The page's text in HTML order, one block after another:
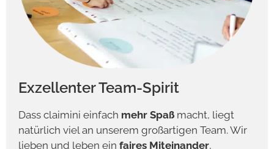
Exzellenter Team-Spirit
Dass claimini einfach mehr Spaß macht, liegt
natürlich viel an unserem großartigen Team. Wir
lieben und leben ein faires Miteinander,